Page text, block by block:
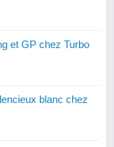
et GP chez Turbo
blanc chez